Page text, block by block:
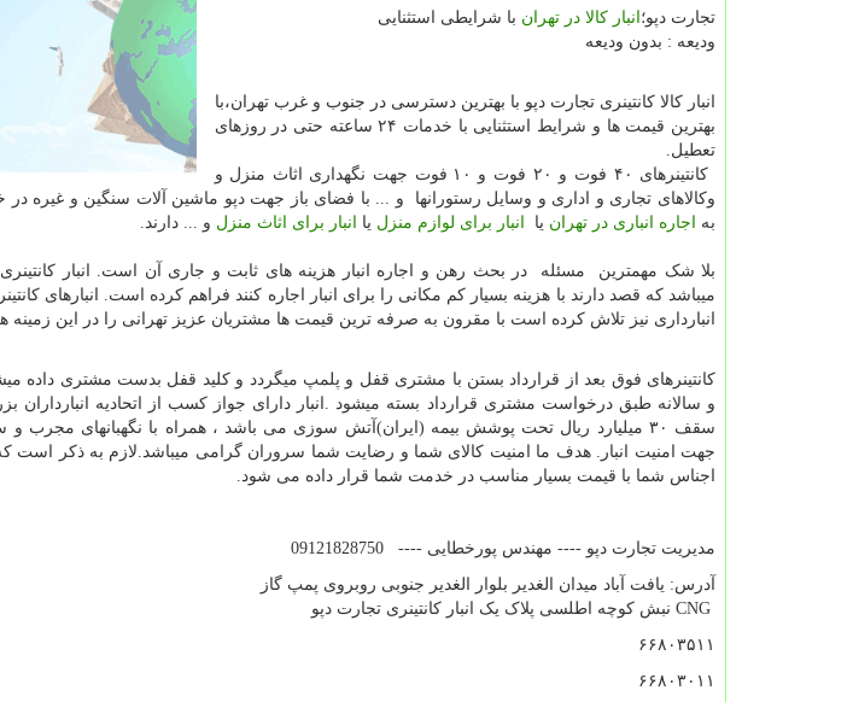
تجارت دپو؛ انبار کالا در تهران با شرایطی استثنایی
ودیعه : بدون ودیعه
انبار کالا کانتینری تجارت دپو با بهترین دسترسی در جنوب و غرب تهران،با
بهترین قیمت ها و شرایط استثنایی با خدمات ۲۴ ساعته حتی در روزهای
تعطیل.
کانتینرهای ۴۰ فوت و ۲۰ فوت و ۱۰ فوت جهت نگهداری اثاث منزل و
وکالاهای تجاری و اداری و وسایل رستورانها و ... با فضای باز جهت دپو ماشین آلات سنگین و غیره
به
اجاره انباری در تهران یا انبار برای لوازم منزل یا انبار برای اثاث منزل و ... دارند.
بلا شک مهمترین مسئله در بحث رهن و اجاره انبار هزینه های ثابت و جاری آن است. انبار
میباشد که قصد دارند با هزینه بسیار کم مکانی را برای انبار اجاره کنند فراهم کرده است. انبارهای
انبارداری نیز تلاش کرده است با مقرون به صرفه ترین قیمت ها مشتریان عزیز تهرانی را در این زمینه
کانتینرهای فوق بعد از قرارداد بستن با مشتری قفل و پلمپ میگردد و کلید قفل بدست مشتری داده
و سالانه طبق درخواست مشتری قرارداد بسته میشود .انبار دارای جواز کسب از اتحادیه انبارداران
سقف ۳۰ میلیارد ریال تحت پوشش بیمه (ایران)آتش سوزی می باشد ، همراه با نگهبانهای مجرب
جهت امنیت انبار. هدف ما امنیت کالای شما و رضایت شما سروران گرامی میباشد.لازم به ذکر است
اجناس شما با قیمت بسیار مناسب در خدمت شما قرار داده می شود.
مدیریت تجارت دپو ---- مهندس پورخطایی ---- 09121828750
آدرس: یافت آباد میدان الغدیر بلوار الغدیر جنوبی روبروی پمپ گاز
CNG نبش کوچه اطلسی پلاک یک انبار کانتینری تجارت دپو
۶۶۸۰۳۵۱۱
۶۶۸۰۳۰۱۱